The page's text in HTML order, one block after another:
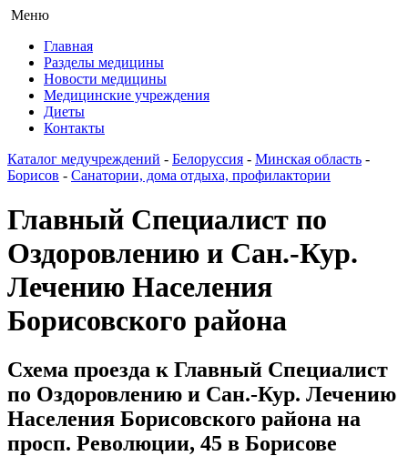
Меню
Главная
Разделы медицины
Новости медицины
Медицинские учреждения
Диеты
Контакты
Каталог медучреждений - Белоруссия - Минская область -
Борисов - Санатории, дома отдыха, профилактории
Главный Специалист по
Оздоровлению и Сан.-Кур.
Лечению Населения
Борисовского района
Схема проезда к Главный Специалист
по Оздоровлению и Сан.-Кур. Лечению
Населения Борисовского района на
просп. Революции, 45 в Борисове